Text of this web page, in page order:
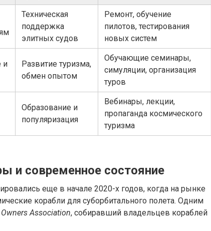
Техническая
поддержка
элитных судов
Ремонт, обучение
пилотов, тестирования
новых систем
и
Развитие туризма,
обмен опытом
Обучающие семинары,
симуляции, организация
туров
Образование и
популяризация
Вебинары, лекции,
пропаганда космического
туризма
и современное состояние
еще в начале 2020-х годов, когда на рынке
корабли для суборбитального полета. Одним
Association, собиравший владельцев кораблей